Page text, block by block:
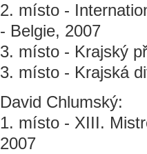
2. místo -
- Belgie, 2007
3. místo - Krajský
3. místo - Krajská
David Chlumský:
1. místo - XIII.
2007